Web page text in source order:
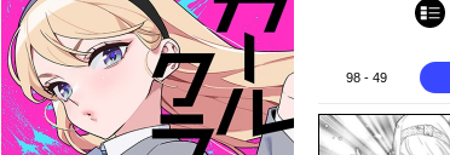
98 - 49